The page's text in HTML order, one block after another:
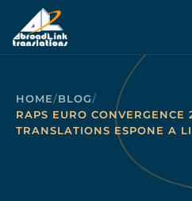
Vai al contenuto principale
HOME/BLOG/
RAPS EURO
TRANSLATIONS ESPONE A